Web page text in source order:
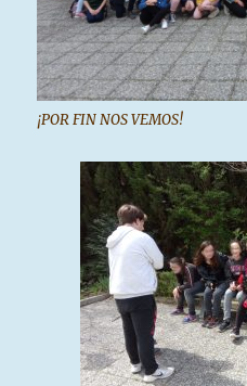
¡POR FIN NOS VEMOS!